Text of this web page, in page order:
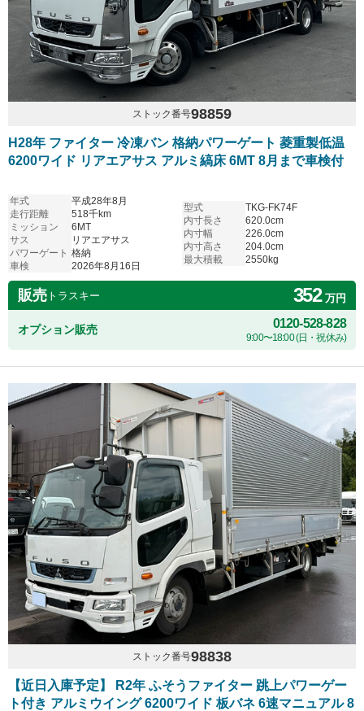
ストック番号98859
H28年 ファイター 冷凍バン 格納パワーゲート 菱重製低温
6200ワイド リアエアサス アルミ縞床 6MT 8月まで車検付
年式
平成28年8月
走行距離
518千km
ミッション
6MT
サス
リアエアサス
パワーゲート 格納
車検
2026年8月16日
型式
TKG-FK74F
内寸長さ
620.0cm
内寸幅
226.0cm
内寸高さ
204.0cm
最大積載
2550kg
販売 トラスキー 352万円
オプション販売 0120-528-828
9:00〜18:00 (日・祝休み)
ストック番号98838
【近日入庫予定】 R2年 ふそうファイター 跳上パワーゲー
ト付き アルミウイング 6200ワイド 板バネ 6速マニュアル 8